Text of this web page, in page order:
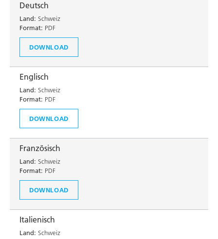
Deutsch
Land: Schweiz
Format: PDF
DOWNLOAD
Englisch
Land: Schweiz
Format: PDF
DOWNLOAD
Französisch
Land: Schweiz
Format: PDF
DOWNLOAD
Italienisch
Land: Schweiz